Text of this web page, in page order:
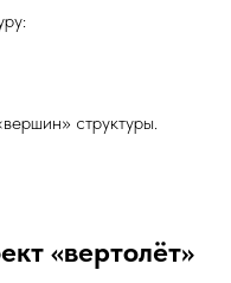
структуры.
«вертолёт»